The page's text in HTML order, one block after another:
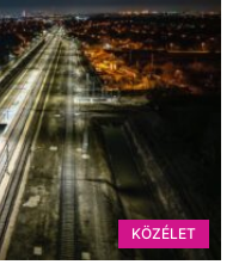
KÖZÉLET